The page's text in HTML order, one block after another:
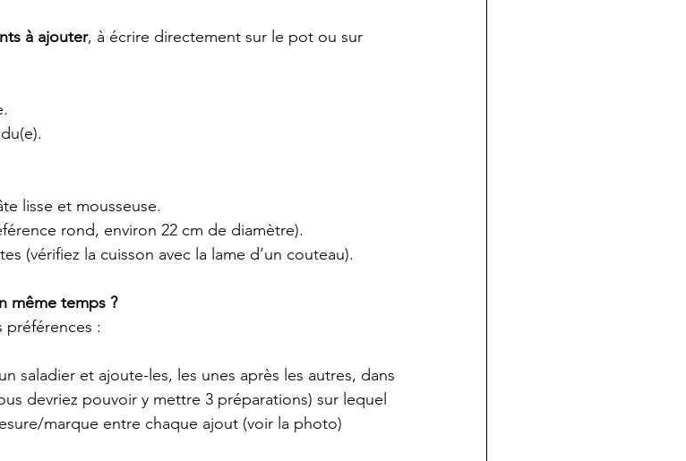
à ajouter, à écrire directement sur le pot ou sur
lisse et mousseuse.
rond, environ 22 cm de diamètre).
(vérifiez la cuisson avec la lame d’un couteau).
même temps ?
préférences :
saladier et ajoute-les, les unes après les autres, dans
devriez pouvoir y mettre 3 préparations) sur lequel
marque entre chaque ajout (voir la photo)